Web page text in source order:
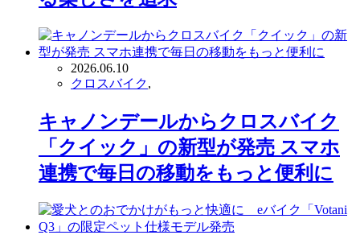
2026.06.10
クロスバイク,
キャノンデールからクロスバイク
「クイック」の新型が発売 スマホ
連携で毎日の移動をもっと便利に